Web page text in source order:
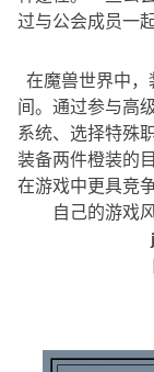
过与公会成员一
在魔兽世界中
间。通过参与高
系统、选择特殊
装备两件橙装的
在游戏中更具竞
自己的游戏